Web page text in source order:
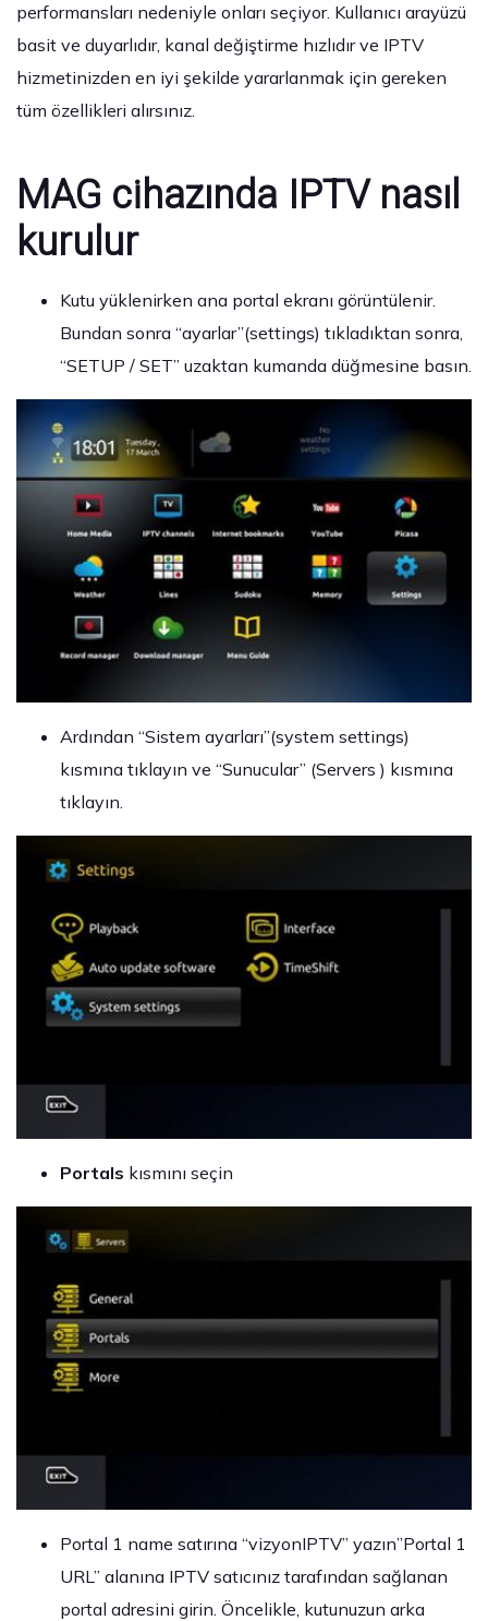
performansları nedeniyle onları seçiyor. Kullanıcı arayüzü
basit ve duyarlıdır, kanal değiştirme hızlıdır ve IPTV
hizmetinizden en iyi şekilde yararlanmak için gereken
tüm özellikleri alırsınız.
MAG cihazında IPTV nasıl
kurulur
Kutu yüklenirken ana portal ekranı görüntülenir.
Bundan sonra “ayarlar”(settings) tıkladıktan sonra,
“SETUP / SET” uzaktan kumanda düğmesine basın.
Ardından “Sistem ayarları”(system settings)
kısmına tıklayın ve “Sunucular” (Servers ) kısmına
tıklayın.
Portals kısmını seçin
Portal 1 name satırına “vizyonIPTV” yazın”Portal 1
URL” alanına IPTV satıcınız tarafından sağlanan
portal adresini girin. Öncelikle, kutunuzun arka